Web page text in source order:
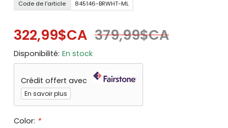
Code de l'article 845146-BRWHT-ML
322,99$CA 379,99$CA
Disponibilité: En stock
Crédit offert avec
En savoir plus
Color: *